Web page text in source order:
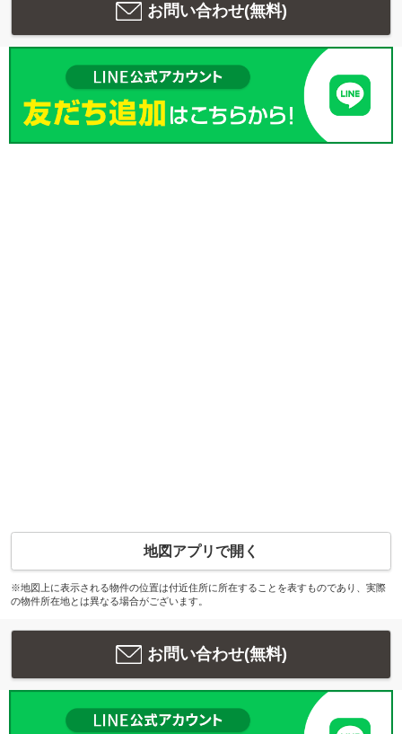
お問い合わせ(無料)
地図アプリで開く
※地図上に表示される物件の位置は付近住所に所在することを表すものであり、実際
の物件所在地とは異なる場合がございます。
お問い合わせ(無料)